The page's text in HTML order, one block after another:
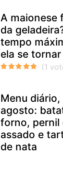
A maionese
da
tempo
ela se
Menu diário,
agosto:
forno, pernil
assado e
de nata